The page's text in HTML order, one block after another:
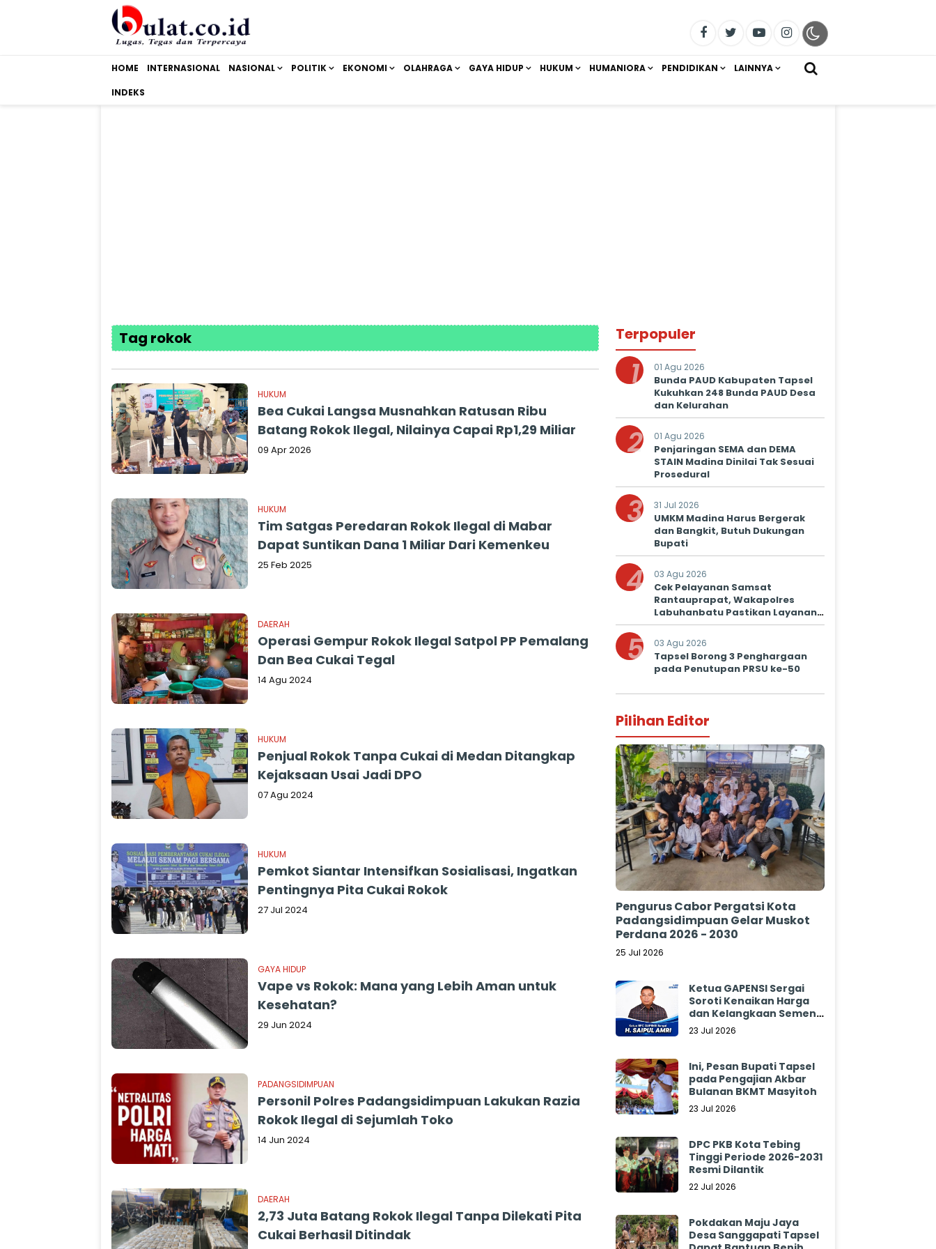
HOME INTERNASIONAL NASIONAL POLITIK EKONOMI OLAHRAGA GAYA HIDUP HUKUM HUMANIORA PENDIDIKAN LAINNYA
INDEKS
Tag rokok
HUKUM
Bea Cukai Langsa Musnahkan Ratusan Ribu
Batang Rokok Ilegal, Nilainya Capai Rp1,29 Miliar
09 Apr 2026
HUKUM
Tim Satgas Peredaran Rokok Ilegal di Mabar
Dapat Suntikan Dana 1 Miliar Dari Kemenkeu
25 Feb 2025
DAERAH
Operasi Gempur Rokok Ilegal Satpol PP Pemalang
Dan Bea Cukai Tegal
14 Agu 2024
HUKUM
Penjual Rokok Tanpa Cukai di Medan Ditangkap
Kejaksaan Usai Jadi DPO
07 Agu 2024
HUKUM
Pemkot Siantar Intensifkan Sosialisasi, Ingatkan
Pentingnya Pita Cukai Rokok
27 Jul 2024
GAYA HIDUP
Vape vs Rokok: Mana yang Lebih Aman untuk
Kesehatan?
29 Jun 2024
PADANGSIDIMPUAN
Personil Polres Padangsidimpuan Lakukan Razia
Rokok Ilegal di Sejumlah Toko
14 Jun 2024
DAERAH
2,73 Juta Batang Rokok Ilegal Tanpa Dilekati Pita
Cukai Berhasil Ditindak
Terpopuler
1 01 Agu 2026
Bunda PAUD Kabupaten Tapsel
Kukuhkan 248 Bunda PAUD Desa
dan Kelurahan
2 01 Agu 2026
Penjaringan SEMA dan DEMA
STAIN Madina Dinilai Tak Sesuai
Prosedural
3 31 Jul 2026
UMKM Madina Harus Bergerak
dan Bangkit, Butuh Dukungan
Bupati
4 03 Agu 2026
Cek Pelayanan Samsat
Rantauprapat, Wakapolres
Labuhanbatu Pastikan Layanan
Prima untuk Masyarakat
5 03 Agu 2026
Tapsel Borong 3 Penghargaan
pada Penutupan PRSU ke-50
Pilihan Editor
Pengurus Cabor Pergatsi Kota
Padangsidimpuan Gelar Muskot
Perdana 2026 - 2030
25 Jul 2026
Ketua GAPENSI Sergai
Soroti Kenaikan Harga
dan Kelangkaan Semen,
Minta Pemerintah
23 Jul 2026
Ini, Pesan Bupati Tapsel
pada Pengajian Akbar
Bulanan BKMT Masyitoh
23 Jul 2026
DPC PKB Kota Tebing
Tinggi Periode 2026-2031
Resmi Dilantik
22 Jul 2026
Pokdakan Maju Jaya
Desa Sanggapati Tapsel